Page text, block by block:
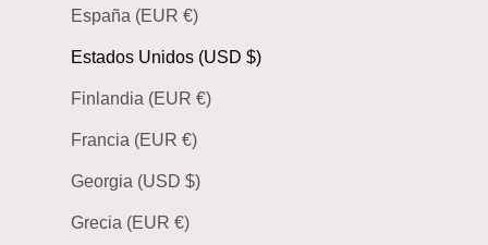
España (EUR €)
Estados Unidos (USD $)
Finlandia (EUR €)
Francia (EUR €)
Georgia (USD $)
Grecia (EUR €)